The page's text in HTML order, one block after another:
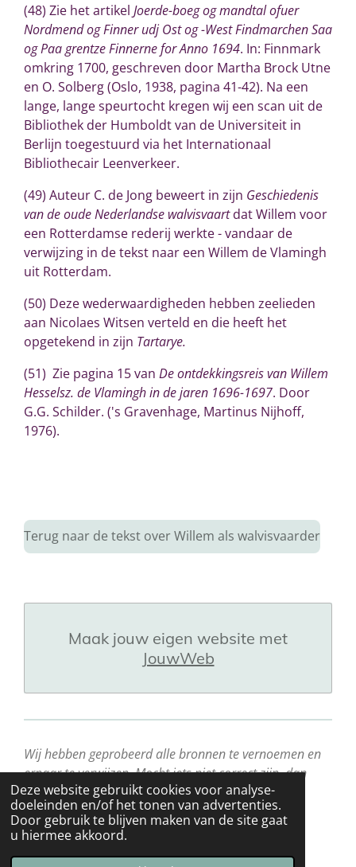
Deze website gebruikt cookies voor analyse-
doeleinden en/of het tonen van advertenties.
Door gebruik te blijven maken van de site gaat
u hiermee akkoord.
(48) Zie het artikel Joerde-boeg og mandtal ofuer
Nordmend og Finner udj Ost og -West Findmarchen Saa
og Paa grentze Finnerne for Anno 1694. In: Finnmark
omkring 1700, geschreven door Martha Brock Utne
en O. Solberg (Oslo, 1938, pagina 41-42). Na een
lange, lange speurtocht kregen wij een scan uit de
Bibliothek der Humboldt van de Universiteit in
Berlijn toegestuurd via het Internationaal
Bibliothecair Leenverkeer.
(49) Auteur C. de Jong beweert in zijn Geschiedenis
van de oude Nederlandse walvisvaartdat Willem voor
een Rotterdamse rederij werkte - vandaar de
verwijzing in de tekst naar een Willem de Vlamingh
uit Rotterdam.
(50) Deze wederwaardigheden hebben zeelieden
aan Nicolaes Witsen verteld en die heeft het
opgetekend in zijn Tartarye.
(51) Zie pagina 15 van De ontdekkingsreis van Willem
Hesselsz. de Vlamingh in de jaren 1696-1697. Door
G.G. Schilder. ('s Gravenhage, Martinus Nijhoff,
1976).
Terug naar de tekst over Willem als walvisvaarder
Maak jouw eigen website met
JouwWeb
Wij hebben geprobeerd alle bronnen te vernoemen en
ernaar te verwijzen. Mocht iets niet correct zijn, dan
passen wij dat graag aan!
© 2023 - 2026 WillemdeVlamingh